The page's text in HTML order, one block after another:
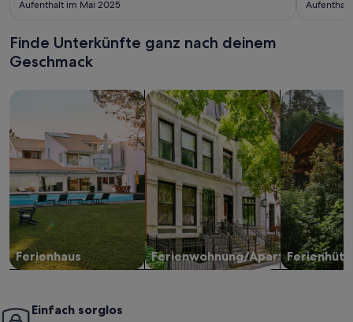
Aufenthalt im Mai 2025
Finde Unterkünfte ganz nach deinem
Geschmack
Ferienhaus
Suche nach Ferienhäusern
Ferienwohnung/Apartment
Suche nach Ferienwohnungen oder
Suche nach
Einfach sorglos